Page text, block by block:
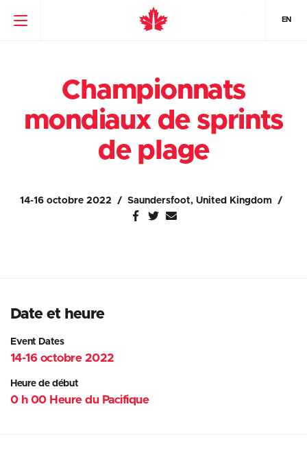
EN
Championnats
mondiaux de sprints
de plage
14-16 octobre 2022 Saundersfoot, United Kingdom
Date et heure
Event Dates
14-16 octobre 2022
Heure de début
0 h 00 Heure du Pacifique